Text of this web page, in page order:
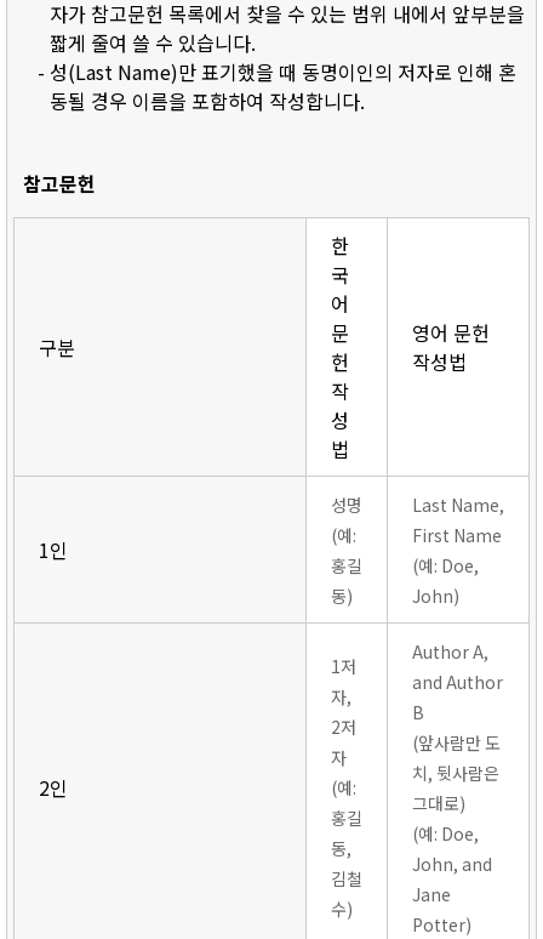
자가 참고문헌 목록에서 찾을 수 있는 범위 내에서 앞부분을
짧게 줄여 쓸 수 있습니다.
- 성(Last Name)만 표기했을 때 동명이인의 저자로 인해 혼
동될 경우 이름을 포함하여 작성합니다.
참고문헌
구분
한
국
어
문
헌
작
성
법
영어 문헌
작성법
1인
성명
(예:
홍길
동)
Last Name,
First Name
(예: Doe,
John)
2인
1저
자,
2저
자
(예:
홍길
동,
김철
수)
Author A,
and Author
B
(앞사람만 도
치, 뒷사람은
그대로)
(예: Doe,
John, and
Jane
Potter)